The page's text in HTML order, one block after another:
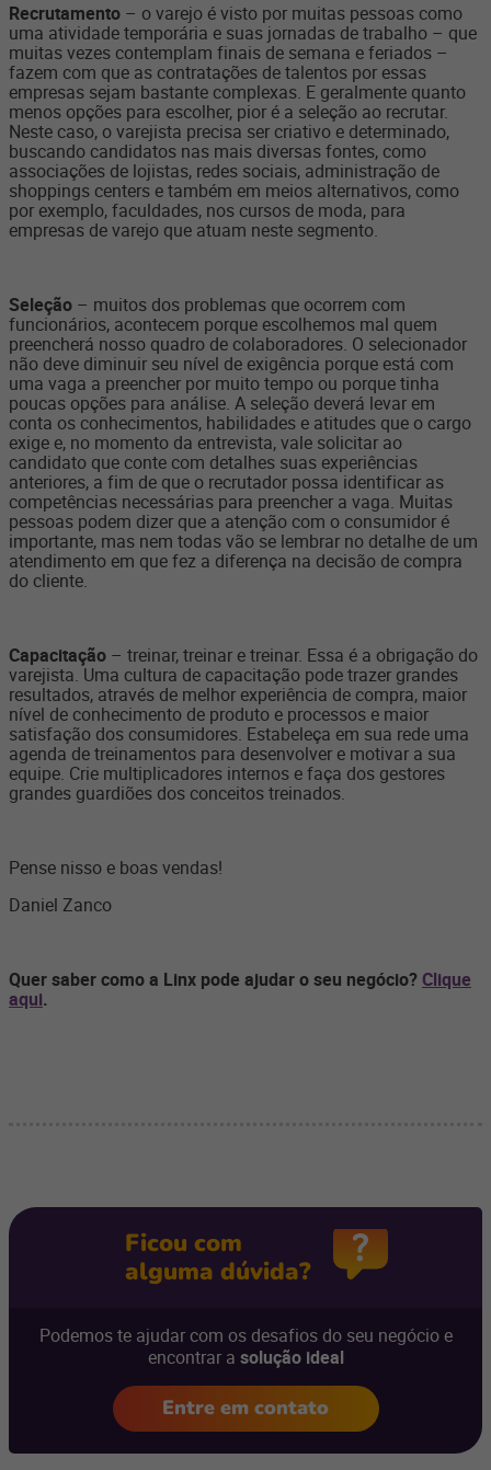
Recrutamento – o varejo é visto por muitas pessoas como
uma atividade temporária e suas jornadas de trabalho – que
muitas vezes contemplam finais de semana e feriados –
fazem com que as contratações de talentos por essas
empresas sejam bastante complexas. E geralmente quanto
menos opções para escolher, pior é a seleção ao recrutar.
Neste caso, o varejista precisa ser criativo e determinado,
buscando candidatos nas mais diversas fontes, como
associações de lojistas, redes sociais, administração de
shoppings centers e também em meios alternativos, como
por exemplo, faculdades, nos cursos de moda, para
empresas de varejo que atuam neste segmento.
Seleção – muitos dos problemas que ocorrem com
funcionários, acontecem porque escolhemos mal quem
preencherá nosso quadro de colaboradores. O selecionador
não deve diminuir seu nível de exigência porque está com
uma vaga a preencher por muito tempo ou porque tinha
poucas opções para análise. A seleção deverá levar em
conta os conhecimentos, habilidades e atitudes que o cargo
exige e, no momento da entrevista, vale solicitar ao
candidato que conte com detalhes suas experiências
anteriores, a fim de que o recrutador possa identificar as
competências necessárias para preencher a vaga. Muitas
pessoas podem dizer que a atenção com o consumidor é
importante, mas nem todas vão se lembrar no detalhe de um
atendimento em que fez a diferença na decisão de compra
do cliente.
Capacitação – treinar, treinar e treinar. Essa é a obrigação do
varejista. Uma cultura de capacitação pode trazer grandes
resultados, através de melhor experiência de compra, maior
nível de conhecimento de produto e processos e maior
satisfação dos consumidores. Estabeleça em sua rede uma
agenda de treinamentos para desenvolver e motivar a sua
equipe. Crie multiplicadores internos e faça dos gestores
grandes guardiões dos conceitos treinados.
Pense nisso e boas vendas!
Daniel Zanco
Quer saber como a Linx pode ajudar o seu negócio? Clique
aqui.
Ficou com
alguma dúvida?
Podemos te ajudar com os desafios do seu negócio e
encontrar a solução ideal
Entre em contato